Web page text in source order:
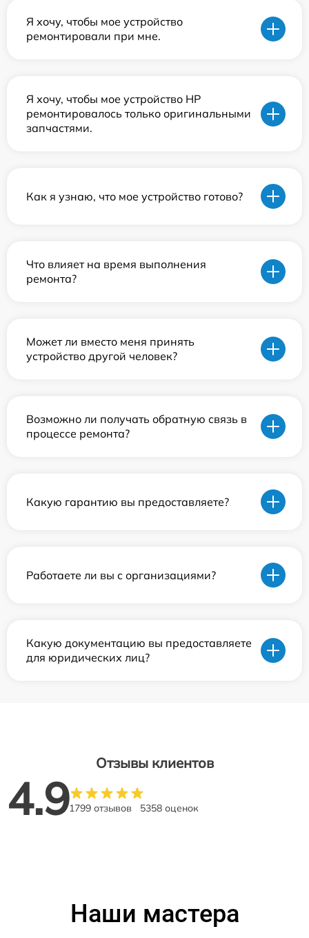
Я хочу, чтобы мое устройство
ремонтировали при мне.
Я хочу, чтобы мое устройство HP
ремонтировалось только оригинальными
запчастями.
Как я узнаю, что мое устройство готово?
Что влияет на время выполнения
ремонта?
Может ли вместо меня принять
устройство другой человек?
Возможно ли получать обратную связь в
процессе ремонта?
Какую гарантию вы предоставляете?
Работаете ли вы с организациями?
Какую документацию вы предоставляете
для юридических лиц?
Отзывы клиентов
4.91799 отзывов 5358 оценок
Наши мастера